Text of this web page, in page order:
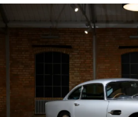
თავი
დავით
იძალადეს?
ბევრს
როგორია
დღეს" - რა
ქსელში?